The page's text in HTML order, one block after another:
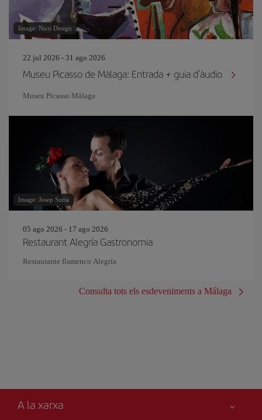
Image: Nico Design
22 jul 2026 - 31 ago 2026
Museu Picasso de Màlaga: Entrada + guia d'àudio
Museu Picasso Màlaga
Image: Josep Suria
05 ago 2026 - 17 ago 2026
Restaurant Alegría Gastronomia
Restaurante flamenco Alegría
Consulta tots els esdeveniments a Málaga
A la xarxa